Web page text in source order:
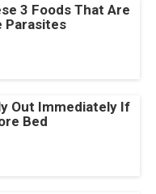
3 Foods That Are
Parasites
Out Immediately If
Bed